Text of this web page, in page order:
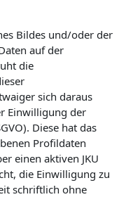
Bildes und/oder der
auf der
die
sich daraus
Einwilligung der
Diese hat das
Profildaten
einen aktiven JKU
die Einwilligung zu
schriftlich ohne